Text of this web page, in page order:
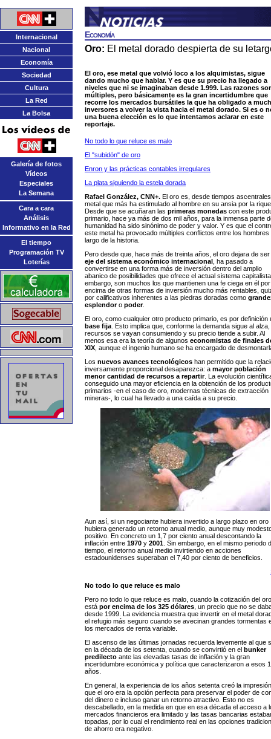
Internacional
Nacional
Economía
Sociedad
Cultura
La Red
La Bolsa
Galería de fotos
Vídeos
Especiales
La Semana
Cara a cara
Análisis
Informativo en la Red
El tiempo
Programación TV
Loterías
Economía
Oro: El metal dorado despierta de su
El oro, ese metal que volvió loco a los alquimistas, sigue
dando mucho que hablar. Y es que su precio ha llegado a
niveles que ni se imaginaban desde 1.999. Las razones
múltiples, pero básicamente es la gran incertidumbre que
recorre los mercados bursátiles la que ha obligado a
inversores a volver la vista hacia el metal dorado. Si es o
una buena elección es lo que intentamos aclarar en este
reportaje.
No todo lo que reluce es malo
El "subidón" de oro
Enron y las prácticas contables irregulares
La plata siguiendo la estela dorada
Rafael González, CNN+. El oro es, desde tiempos
metal que más ha estimulado al hombre en su ansia por la
Desde que se acuñaran las primeras monedas con este
primario, hace ya más de dos mil años, para la inmensa parte
humanidad ha sido sinónimo de poder y valor. Y es que el
este metal ha provocado múltiples conflictos entre los hombres
largo de la historia.
Pero desde que, hace más de treinta años, el oro dejara de ser
eje del sistema económico internacional , ha pasado a
convertirse en una forma más de inversión dentro del amplio
abanico de posibilidades que ofrece el actual sistema
embargo, son muchos los que mantienen una fe ciega en él por
encima de otras formas de inversión mucho más rentables,
por calificativos inherentes a las piedras doradas como
esplendoro poder.
El oro, como cualquier otro producto primario, es por definición
base fija . Esto implica que, conforme la demanda sigue al
recursos se vayan consumiendo y su precio tiende a subir. Al
menos esa era la teoría de algunos economistas de finales
XIX , aunque el ingenio humano se ha encargado de
Los nuevos avances tecnológicos han permitido que la
inversamente proporcional desaparezca: a mayor población
menor cantidad de recursos a repartir. La evolución
conseguido una mayor eficiencia en la obtención de los
primarios -en el caso de oro, modernas técnicas de extracción
mineras-, lo cual ha llevado a una caída a su precio.
Aun así, si un negociante hubiera invertido a largo plazo en oro
hubiera generado un retorno anual medio, aunque muy
positivo. En concreto un 1,7 por ciento anual descontando la
inflación entre 1970 y 2001 . Sin embargo, en el mismo periodo
tiempo, el retorno anual medio invirtiendo en acciones
estadounidenses superaban el 7,40 por ciento de beneficios.
No todo lo que reluce es malo
Pero no todo lo que reluce es malo, cuando la cotización del oro
está por encima de los 325 dólares , un precio que no se
desde 1999. La evidencia muestra que invertir en el metal
el refugio más seguro cuando se avecinan grandes tormentas
los mercados de renta variable.
El ascenso de las últimas jornadas recuerda levemente al que
en la década de los setenta, cuando se convirtió en el bunker
predilecto ante las elevadas tasas de inflación y la gran
incertidumbre económica y política que caracterizaron a esos
años.
En general, la experiencia de los años setenta creó la
que el oro era la opción perfecta para preservar el poder de
del dinero e incluso ganar un retorno atractivo. Esto no es
descabellado, en la medida en que en esa década el acceso a
mercados financieros era limitado y las tasas bancarias
topadas, por lo cual el rendimiento real en las opciones
de ahorro era negativo.